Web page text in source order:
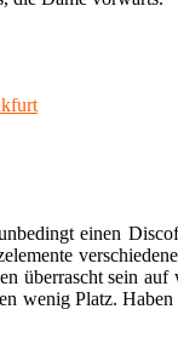
einen
überrascht sein
wenig Platz. Haben